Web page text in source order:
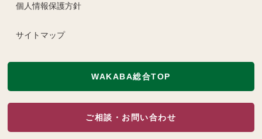
個人情報保護方針
サイトマップ
WAKABA総合TOP
ご相談・お問い合わせ